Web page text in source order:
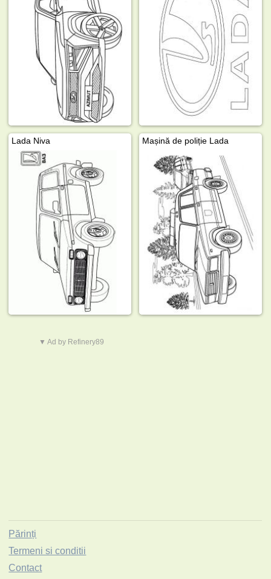
Lada Niva Mașină de poliție Lada
▼ Ad by Refinery89
Părinți
Termeni si conditii
Contact